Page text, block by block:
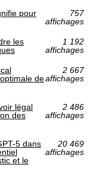
pour
757
affichages
les
1 192
affichages
de
2 667
affichages
légal
des
2 486
affichages
5 dans
et le
20 469
affichages